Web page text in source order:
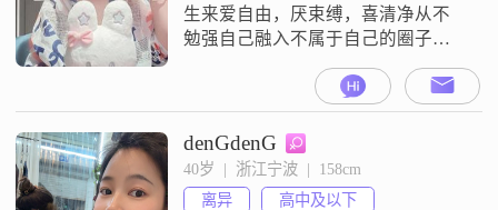
意倾听他人的心
生来爱自由，厌束缚，喜清净从不
勉强自己融入不属于自己的圈子合
群是选择，独处才是本能敏感藏心
底，洒脱显外表待人真诚，爱恨随
心不讨好谁，不牵绊谁合得来就同
行，合不来就各自安好
denGdenG
40岁  |  浙江宁波  |  158cm
离异
高中及以下